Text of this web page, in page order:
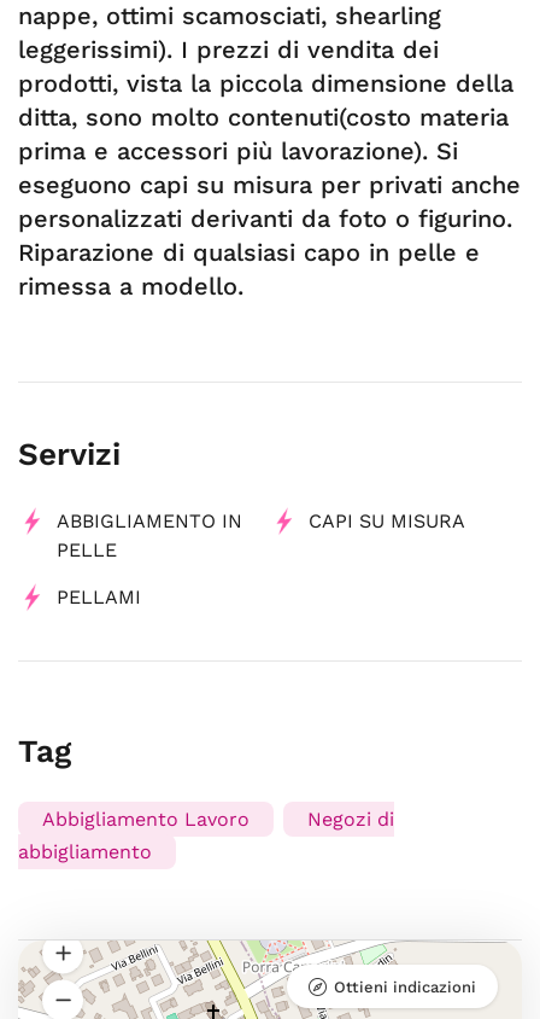
nappe, ottimi scamosciati, shearling
leggerissimi). I prezzi di vendita dei
prodotti, vista la piccola dimensione della
ditta, sono molto contenuti(costo materia
prima e accessori più lavorazione). Si
eseguono capi su misura per privati anche
personalizzati derivanti da foto o figurino.
Riparazione di qualsiasi capo in pelle e
rimessa a modello.
Servizi
ABBIGLIAMENTO IN
PELLE
CAPI SU MISURA
PELLAMI
Tag
Abbigliamento Lavoro
Negozi di
abbigliamento
Ottieni indicazioni